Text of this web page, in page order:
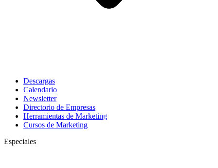
Descargas
Calendario
Newsletter
Directorio de Empresas
Herramientas de Marketing
Cursos de Marketing
Especiales